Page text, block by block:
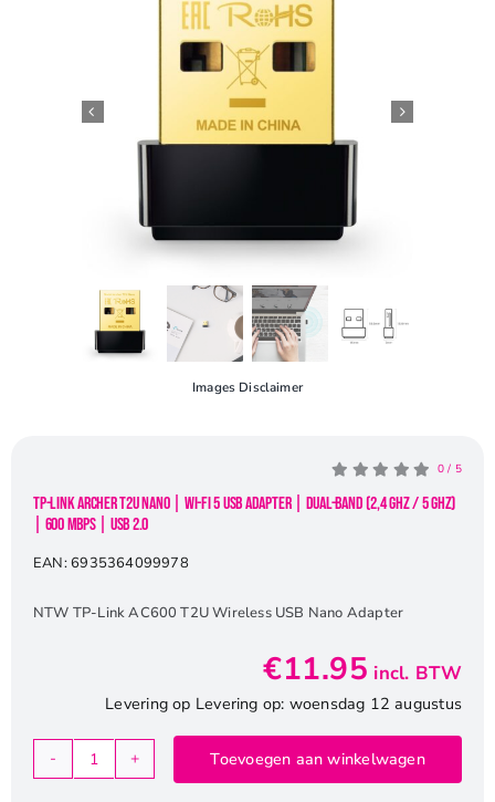
Contact
Images Disclaimer
0 / 5
TP-Link Archer T2U Nano | Wi-Fi 5 USB Adapter | Dual-band (2,4 GHz / 5 GHz)
| 600 Mbps | USB 2.0
EAN:6935364099978
NTW TP-Link AC600 T2U Wireless USB Nano Adapter
€11.95 incl. BTW
Levering op Levering op: woensdag 12 augustus
TP-
Toevoegen aan winkelwagen